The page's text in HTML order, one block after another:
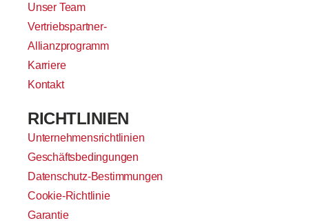
Unser Team
Vertriebspartner-
Allianzprogramm
Karriere
Kontakt
RICHTLINIEN
Unternehmensrichtlinien
Geschäftsbedingungen
Datenschutz-Bestimmungen
Cookie-Richtlinie
Garantie